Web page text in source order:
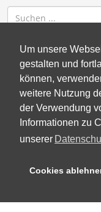
Um unsere
gestalten und
können,
weitere Nutzung
der Verwendung
Informationen zu
unserer
Cookies
©